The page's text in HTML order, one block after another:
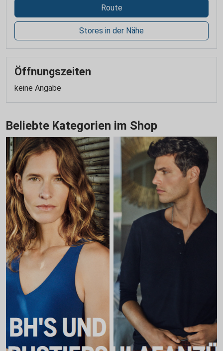
Route
Stores in der Nähe
Öffnungszeiten
keine Angabe
Beliebte Kategorien im Shop